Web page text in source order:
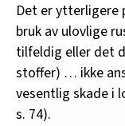
Det er ytterligere
bruk av ulovlige
tilfeldig eller det
stoffer) … ikke
vesentlig skade i
s. 74).